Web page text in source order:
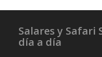
Salares y Safari
día a día